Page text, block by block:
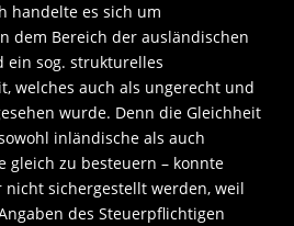
handelte es sich um
dem Bereich der ausländischen
ein sog. strukturelles
welches auch als ungerecht und
wurde. Denn die Gleichheit
inländische als auch
gleich zu besteuern – konnte
sichergestellt werden, weil
des Steuerpflichtigen